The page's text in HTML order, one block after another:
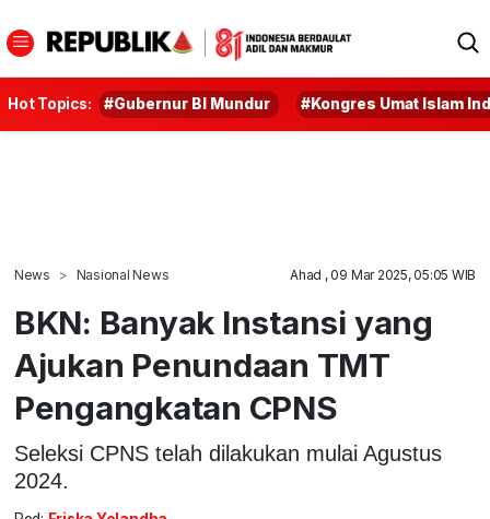
Hot Topics: #Gubernur BI Mundur #Kongres Umat Islam
News Nasional News Ahad , 09 Mar 2025, 05:05 WIB
BKN: Banyak Instansi yang
Ajukan Penundaan TMT
Pengangkatan CPNS
Seleksi CPNS telah dilakukan mulai Agustus
2024.